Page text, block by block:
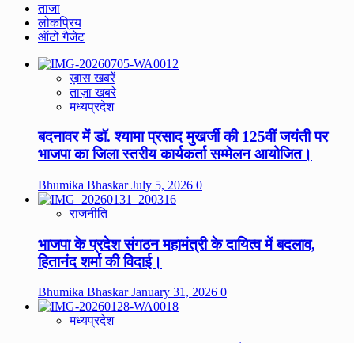
ताजा
लोकप्रिय
ऑटो गैजेट
ख़ास खबरें
ताज़ा खबरे
मध्यप्रदेश
बदनावर में डॉ. श्यामा प्रसाद मुखर्जी की 125वीं जयंती पर
भाजपा का जिला स्तरीय कार्यकर्ता सम्मेलन आयोजित।
Bhumika BhaskarJuly 5, 2026 0
राजनीति
भाजपा के प्रदेश संगठन महामंत्री के दायित्व में बदलाव,
हितानंद शर्मा की विदाई।
Bhumika BhaskarJanuary 31, 2026 0
मध्यप्रदेश